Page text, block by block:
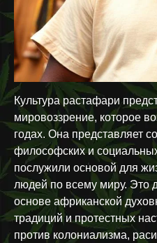
Культура растафари
мировоззрение, которое
годах. Она представляет
философских и
послужили основой для
людей по всему миру. Это
основе африканской
традиций и протестных
против колониализма,